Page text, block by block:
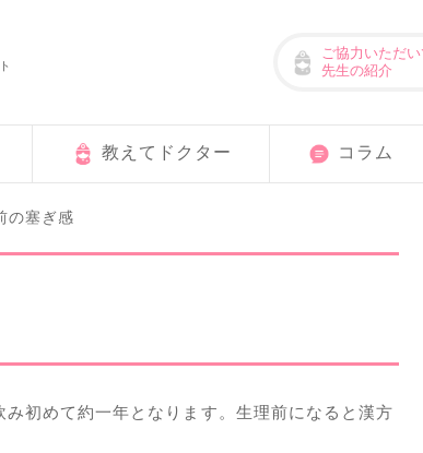
ご協力いただ
先生の紹介
教えてドクター コラム
の塞ぎ感
初めて約一年となります。生理前になると漢方